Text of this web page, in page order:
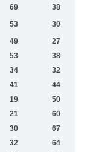
69
38
53
30
49
27
53
38
34
32
41
44
19
50
21
60
30
67
32
64